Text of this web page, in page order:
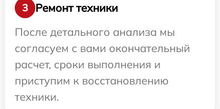
3
Ремонт техники
После детального анализа мы
согласуем с вами окончательный
расчет, сроки выполнения и
приступим к восстановлению
техники.